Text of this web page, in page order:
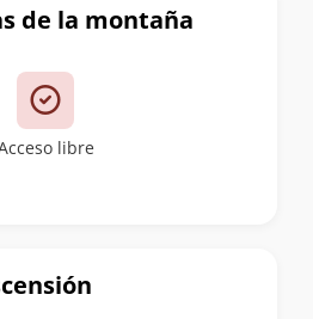
de la montaña
libre